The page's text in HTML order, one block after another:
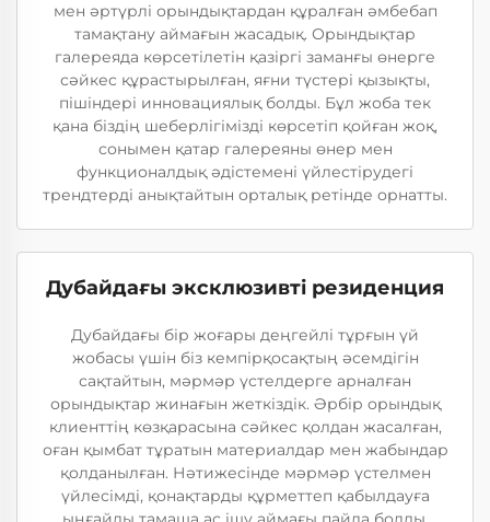
мен әртүрлі орындықтардан құралған әмбебап
тамақтану аймағын жасадық. Орындықтар
галереяда көрсетілетін қазіргі заманғы өнерге
сәйкес құрастырылған, яғни түстері қызықты,
пішіндері инновациялық болды. Бұл жоба тек
қана біздің шеберлігімізді көрсетіп қойған жоқ,
сонымен қатар галереяны өнер мен
функционалдық әдістемені үйлестірудегі
трендтерді анықтайтын орталық ретінде орнатты.
Дубайдағы эксклюзивті резиденция
Дубайдағы бір жоғары деңгейлі тұрғын үй
жобасы үшін біз кемпірқосақтың әсемдігін
сақтайтын, мәрмәр үстелдерге арналған
орындықтар жинағын жеткіздік. Әрбір орындық
клиенттің көзқарасына сәйкес қолдан жасалған,
оған қымбат тұратын материалдар мен жабындар
қолданылған. Нәтижесінде мәрмәр үстелмен
үйлесімді, қонақтарды құрметтеп қабылдауға